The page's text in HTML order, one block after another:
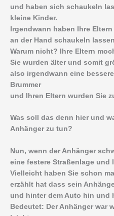
und haben sich schaukeln
kleine Kinder.
Irgendwann haben Ihre
an der Hand schaukeln
Warum nicht? Ihre Eltern
Sie wurden älter und somit
also irgendwann eine
Brummer
und Ihren Eltern wurden Sie
Was soll das denn hier und
Anhänger zu tun?
Nun, wenn der Anhänger
eine festere Straßenlage und
Vielleicht haben Sie schon
erzählt hat dass sein
und hinter dem Auto hin und
Bedeutet: Der Anhänger war